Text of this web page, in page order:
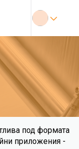
под формата
приложения -